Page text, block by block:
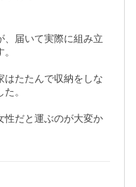
、届いて実際に組み立
はたたんで収納をしな
。
性だと運ぶのが大変か